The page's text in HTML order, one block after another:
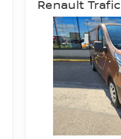
Renault Trafic